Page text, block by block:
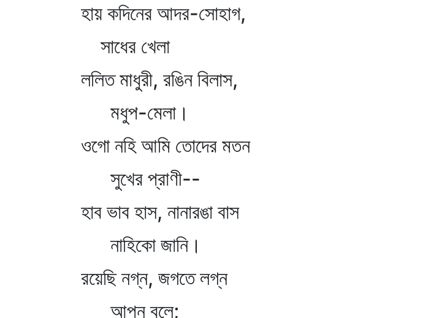
হায় কদিনের আদর-সোহাগ,
সাধের খেলা
ললিত মাধুরী, রঙিন বিলাস,
মধুপ-মেলা।
ওগো নহি আমি তোদের মতন
সুখের প্রাণী--
হাব ভাব হাস, নানারঙা বাস
নাহিকো জানি।
রয়েছি নগ্ন, জগতে লগ্ন
আপন বলে;